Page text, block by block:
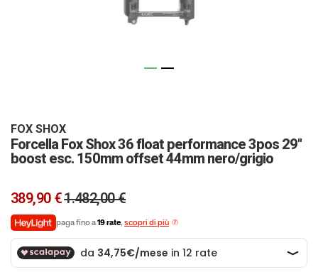
FOX SHOX
Forcella Fox Shox 36 float performance 3pos 29''
boost esc. 150mm offset 44mm nero/grigio
389,90 €1.482,00 €
paga fino a19 rate, scopri di più
galleria
di
immagini